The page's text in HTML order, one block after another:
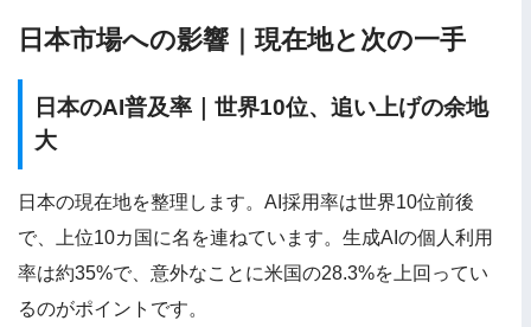
日本市場への影響｜現在地と次の一手
日本のAI普及率｜世界10位、追い上げの余地
大
日本の現在地を整理します。AI採用率は世界10位前後
で、上位10カ国に名を連ねています。生成AIの個人利用
率は約35%で、意外なことに米国の28.3%を上回ってい
るのがポイントです。